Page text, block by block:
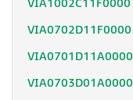
VIA1002C11F0000
VIA0702D11F0000
VIA0701D11A0000
VIA0703D01A0000